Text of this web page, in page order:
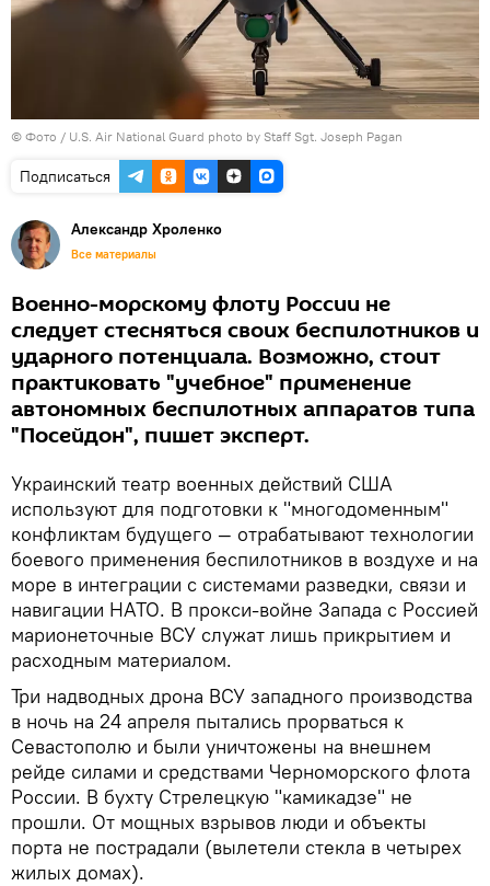
© Фото / U.S. Air National Guard photo by Staff Sgt. Joseph Pagan
Подписаться
Александр Хроленко
Все материалы
Военно-морскому флоту России не
следует стесняться своих беспилотников и
ударного потенциала. Возможно, стоит
практиковать "учебное" применение
автономных беспилотных аппаратов типа
"Посейдон", пишет эксперт.
Украинский театр военных действий США
используют для подготовки к "многодоменным"
конфликтам будущего — отрабатывают технологии
боевого применения беспилотников в воздухе и на
море в интеграции с системами разведки, связи и
навигации НАТО. В прокси-войне Запада с Россией
марионеточные ВСУ служат лишь прикрытием и
расходным материалом.
Три надводных дрона ВСУ западного производства
в ночь на 24 апреля пытались прорваться к
Севастополю и были уничтожены на внешнем
рейде силами и средствами Черноморского флота
России. В бухту Стрелецкую "камикадзе" не
прошли. От мощных взрывов люди и объекты
порта не пострадали (вылетели стекла в четырех
жилых домах).